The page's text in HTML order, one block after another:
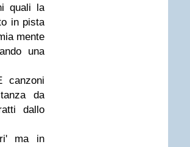
quali la
in pista
mente
una
canzoni
da
dallo
ma in